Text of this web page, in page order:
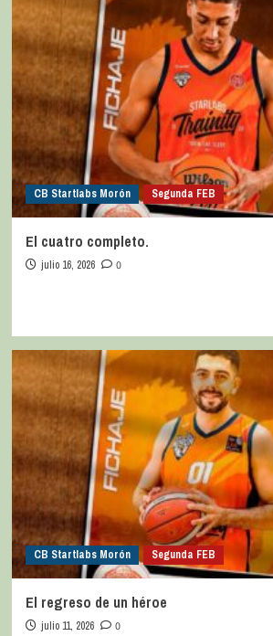
CB Startlabs Morón Segunda FEB
El cuatro completo.
julio 16, 2026 0
CB Startlabs Morón Segunda FEB
El regreso de un héroe
julio 11, 2026 0